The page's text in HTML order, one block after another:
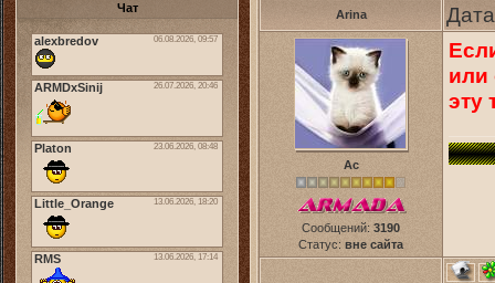
Чат Arina
Ас
Сообщений: 3190
Статус: вне сайта
или
эту